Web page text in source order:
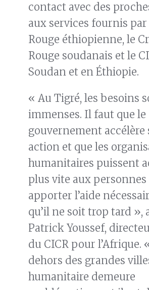
contact avec des
aux services fournis
Rouge éthiopienne, le
Rouge soudanais et le
Soudan et en Éthiopie.
« Au Tigré, les besoins
immenses. Il faut que le
gouvernement accélère
action et que les
humanitaires puissent
plus vite aux
apporter l’aide
qu’il ne soit trop tard »,
Patrick Youssef,
du CICR pour l’Afrique.
dehors des grandes
humanitaire demeure